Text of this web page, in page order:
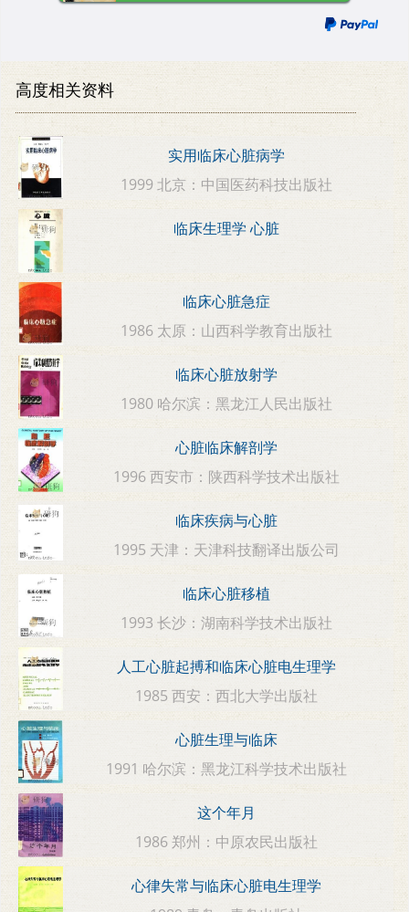
高度相关资料
实用临床心脏病学
1999 北京：中国医药科技出版社
临床生理学 心脏
临床心脏急症
1986 太原：山西科学教育出版社
临床心脏放射学
1980 哈尔滨：黑龙江人民出版社
心脏临床解剖学
1996 西安市：陕西科学技术出版社
临床疾病与心脏
1995 天津：天津科技翻译出版公司
临床心脏移植
1993 长沙：湖南科学技术出版社
人工心脏起搏和临床心脏电生理学
1985 西安：西北大学出版社
心脏生理与临床
1991 哈尔滨：黑龙江科学技术出版社
这个年月
1986 郑州：中原农民出版社
心律失常与临床心脏电生理学